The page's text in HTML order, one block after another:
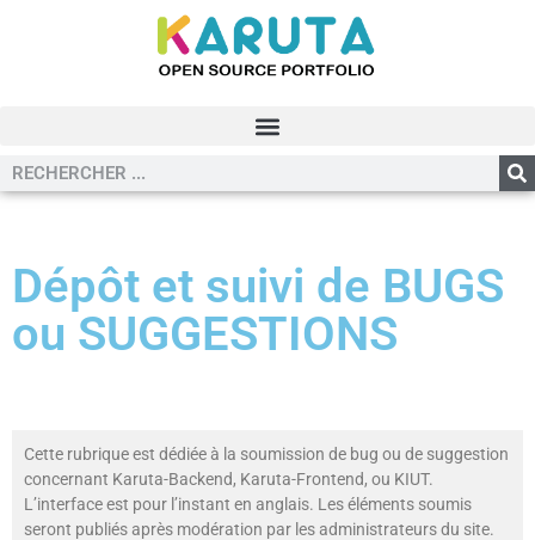
Dépôt et suivi de BUGS
ou SUGGESTIONS
Cette rubrique est dédiée à la soumission de bug ou de suggestion
concernant Karuta-Backend, Karuta-Frontend, ou KIUT.
L’interface est pour l’instant en anglais. Les éléments soumis
seront publiés après modération par les administrateurs du site.